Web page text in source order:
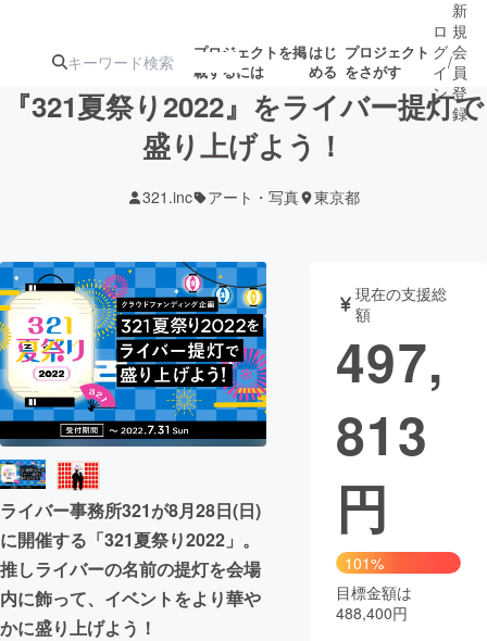
プロジェクトを掲
載するには
はじ
める
プロジェクト
をさがす
ターン
ジェクト
募集終了が近いプ
ロジェクト
アート・写真 音楽
テクノロジー・ガジェット ゲーム・サ
映像・映画
まちづくり・地域活性化
CAMPFIRE for Social Good
CAMPFIRE Creation
CAMPFIREふるさと納税
コミュニティ
ロ
グ
イ
ン
/
新
規
会
員
登
録
『321夏祭り2022』をライバー提灯で
盛り上げよう！
321.inc アート・写真 東京都
ライバー事務所321が8月28日(日)
に開催する「321夏祭り2022」。
推しライバーの名前の提灯を会場
内に飾って、イベントをより華や
かに盛り上げよう！
現在の支援総
額
497,
813
円
101%
目標金額は
488,400円